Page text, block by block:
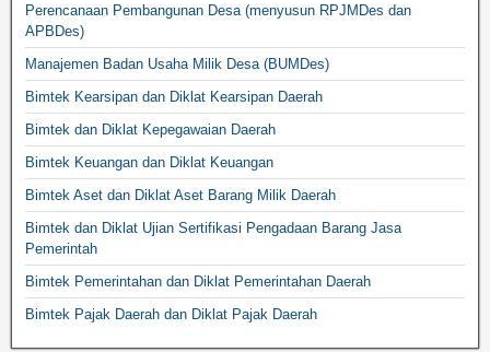
Perencanaan Pembangunan Desa (menyusun RPJMDes dan
APBDes)
Manajemen Badan Usaha Milik Desa (BUMDes)
Bimtek Kearsipan dan Diklat Kearsipan Daerah
Bimtek dan Diklat Kepegawaian Daerah
Bimtek Keuangan dan Diklat Keuangan
Bimtek Aset dan Diklat Aset Barang Milik Daerah
Bimtek dan Diklat Ujian Sertifikasi Pengadaan Barang Jasa
Pemerintah
Bimtek Pemerintahan dan Diklat Pemerintahan Daerah
Bimtek Pajak Daerah dan Diklat Pajak Daerah